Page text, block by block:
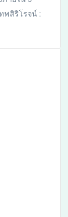
พสิริโรจน์ :